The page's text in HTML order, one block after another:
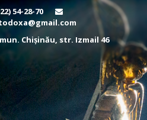
54-28-70
Chișinău, str. Izmail 46